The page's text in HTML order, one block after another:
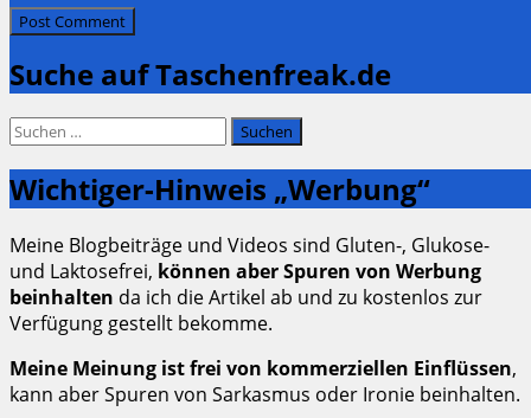
Suche auf Taschenfreak.de
Suchen
Wichtiger-Hinweis „Werbung“
Meine Blogbeiträge und Videos sind Gluten-, Glukose-
und Laktosefrei, können aber Spuren von Werbung
beinhalten da ich die Artikel ab und zu kostenlos zur
Verfügung gestellt bekomme.
Meine Meinung ist frei von kommerziellen Einflüssen,
kann aber Spuren von Sarkasmus oder Ironie beinhalten.